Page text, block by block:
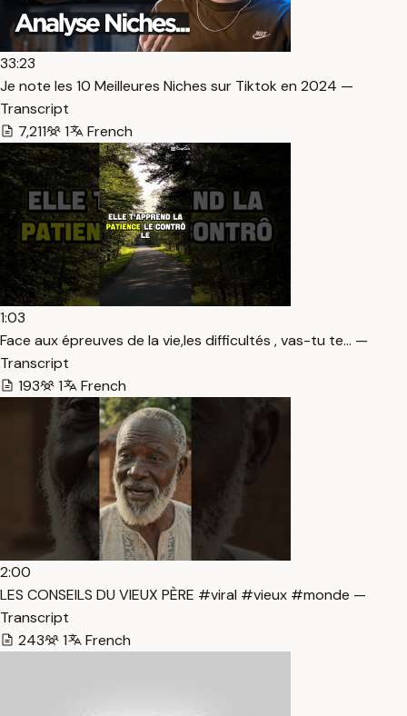
33:23
Je note les 10 Meilleures Niches sur Tiktok en 2024 —
Transcript
7,211
1 French
1:03
Face aux épreuves de la vie,les difficultés , vas-tu te… —
Transcript
193
1 French
2:00
LES CONSEILS DU VIEUX PÈRE #viral #vieux #monde —
Transcript
243
1 French